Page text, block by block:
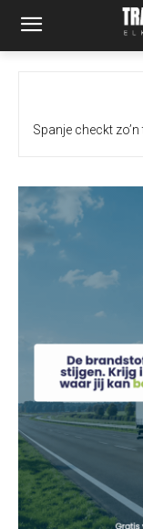
Spanje checkt